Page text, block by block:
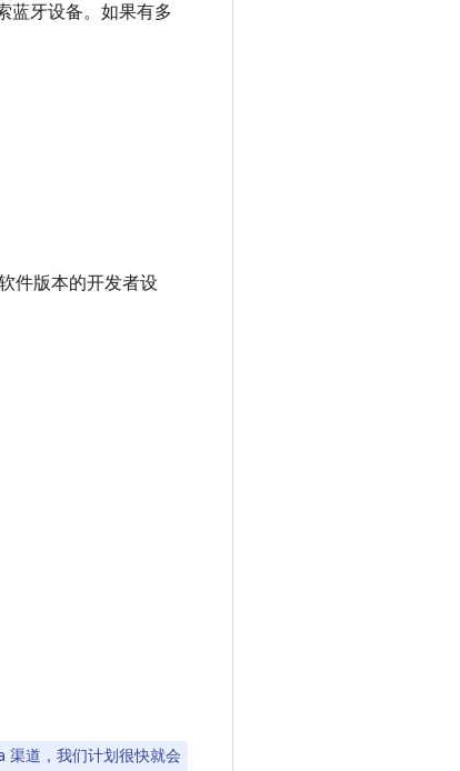
蓝牙设备。如果有多
件版本的开发者设
渠道，我们计划很快就会